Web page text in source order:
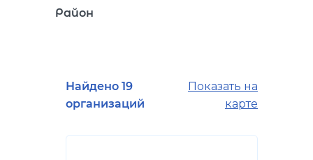
Район
Найдено 19
организаций
Показать на
карте